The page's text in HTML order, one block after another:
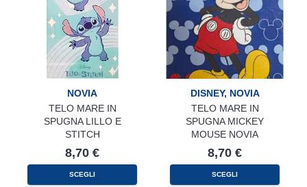
NOVIA
TELO MARE IN
SPUGNA LILLO E
STITCH
8,70 €
SCEGLI
DISNEY, NOVIA
TELO MARE IN
SPUGNA MICKEY
MOUSE NOVIA
8,70 €
SCEGLI